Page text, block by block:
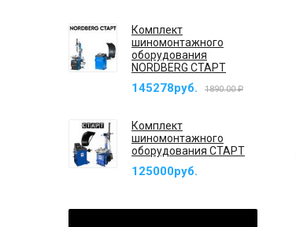
Комплект
шиномонтажного
оборудования
NORDBERG СТАРТ
145278руб. 1890.00 ₽
Комплект
шиномонтажного
оборудования СТАРТ
125000руб.